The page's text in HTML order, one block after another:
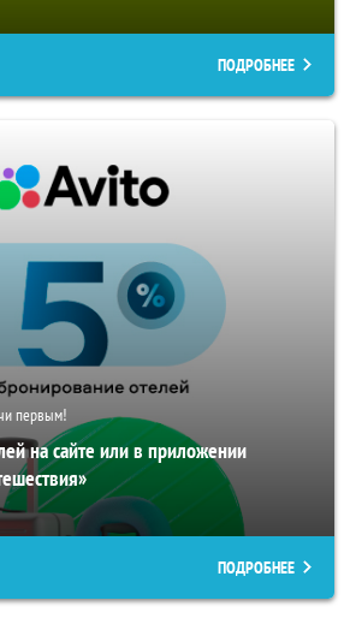
ПОДРОБНЕЕ
первым!
на сайте или в приложении
ПОДРОБНЕЕ